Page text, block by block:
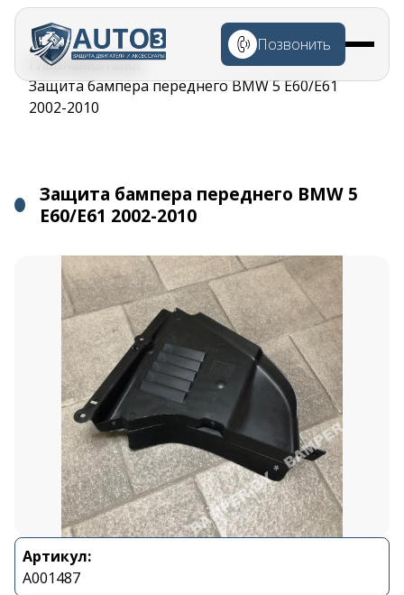
Перейти к
основному
содержанию
Позвонить
Строка
навигации
ГлавнаяКаталог
Защита бампера переднего BMW 5 E60/E61
2002-2010
Защита бампера переднего BMW 5
E60/E61 2002-2010
Артикул:
A001487